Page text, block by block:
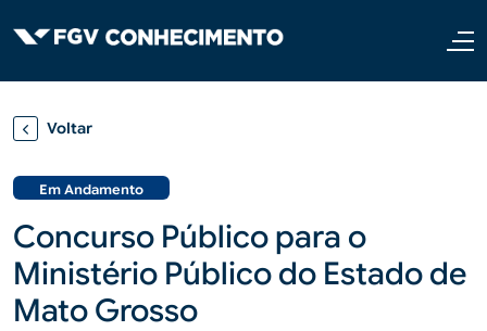
Voltar
Em Andamento
Concurso Público para o
Ministério Público do Estado de
Mato Grosso